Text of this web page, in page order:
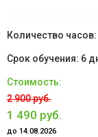
6
2 900 руб.
1 490 руб.
до 14.08.2026